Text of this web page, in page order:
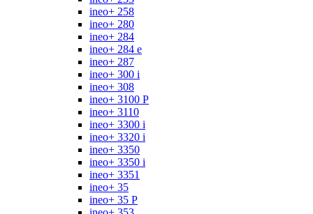
ineo+ 258
ineo+ 280
ineo+ 284
ineo+ 284 e
ineo+ 287
ineo+ 300 i
ineo+ 308
ineo+ 3100 P
ineo+ 3110
ineo+ 3300 i
ineo+ 3320 i
ineo+ 3350
ineo+ 3350 i
ineo+ 3351
ineo+ 35
ineo+ 35 P